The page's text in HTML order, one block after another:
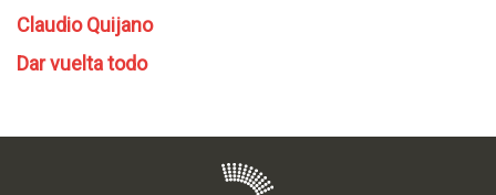
Claudio Quijano
Dar vuelta todo